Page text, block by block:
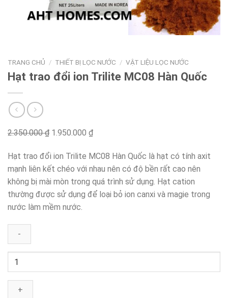
TRANG CHỦ / THIẾT BỊ LỌC NƯỚC / VẬT LIỆU LỌC NƯỚC
Hạt trao đổi ion Trilite MC08 Hàn Quốc
2.350.000₫ Original
was:
2.350.000 ₫.
1.950.000 ₫
is:
1.950.000 ₫.
Hạt trao đổi ion Trilite MC08 Hàn Quốc là hạt có tính axit
mạnh liên kết chéo với nhau nên có độ bền rất cao nên
không bị mài mòn trong quá trình sử dụng. Hạt cation
thường được sử dụng để loại bỏ ion canxi và magie trong
nước làm mềm nước.
Hạt
đổi
ion